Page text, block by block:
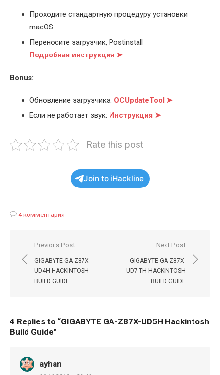
Проходите стандартную процедуру установки
macOS
Переносите загрузчик, Postinstall
Подробная инструкция ➤
Bonus:
Обновление загрузчика: OCUpdateTool ➤
Если не работает звук: Инструкция ➤
Rate this post
Join to iHackline
4 комментария
Навигация
по
записям
Previous Post
GIGABYTE GA-Z87X-
UD4H HACKINTOSH
BUILD GUIDE
Next Post
GIGABYTE GA-Z87X-
UD7 TH HACKINTOSH
BUILD GUIDE
4 Replies to “GIGABYTE GA-Z87X-UD5H Hackintosh
Build Guide”
ayhan